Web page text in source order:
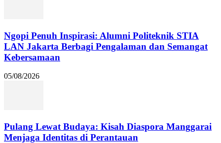
Ngopi Penuh Inspirasi: Alumni Politeknik STIA
LAN Jakarta Berbagi Pengalaman dan Semangat
Kebersamaan
05/08/2026
Pulang Lewat Budaya: Kisah Diaspora Manggarai
Menjaga Identitas di Perantauan